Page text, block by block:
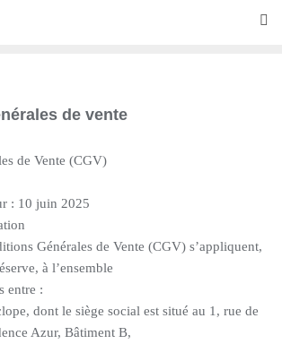
de vente
de Vente (CGV)
: 10 juin 2025
Générales de Vente (CGV) s’appliquent,
à l’ensemble
entre :
dont le siège social est situé au 1, rue de
Azur, Bâtiment B,